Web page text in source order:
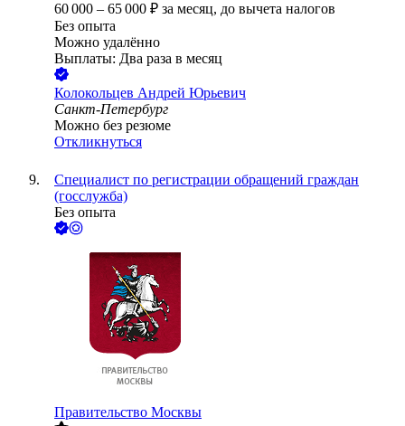
60 000 – 65 000 ₽ за месяц, до вычета налогов
Без опыта
Можно удалённо
Выплаты: Два раза в месяц
Колокольцев Андрей Юрьевич
Санкт-Петербург
Можно без резюме
Откликнуться
Специалист по регистрации обращений граждан
(госслужба)
Без опыта
Правительство Москвы